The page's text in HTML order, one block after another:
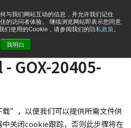
与我们网站互动的信息，并允许我们记住
的访问者体验。 继续浏览网站即表示您同意
们使用的Cookie，请参阅我们的隐私政策。
我明白
GOX-20405-
”，以便我们可以提供所需文件供
关闭cookie跟踪，否则此步骤将在